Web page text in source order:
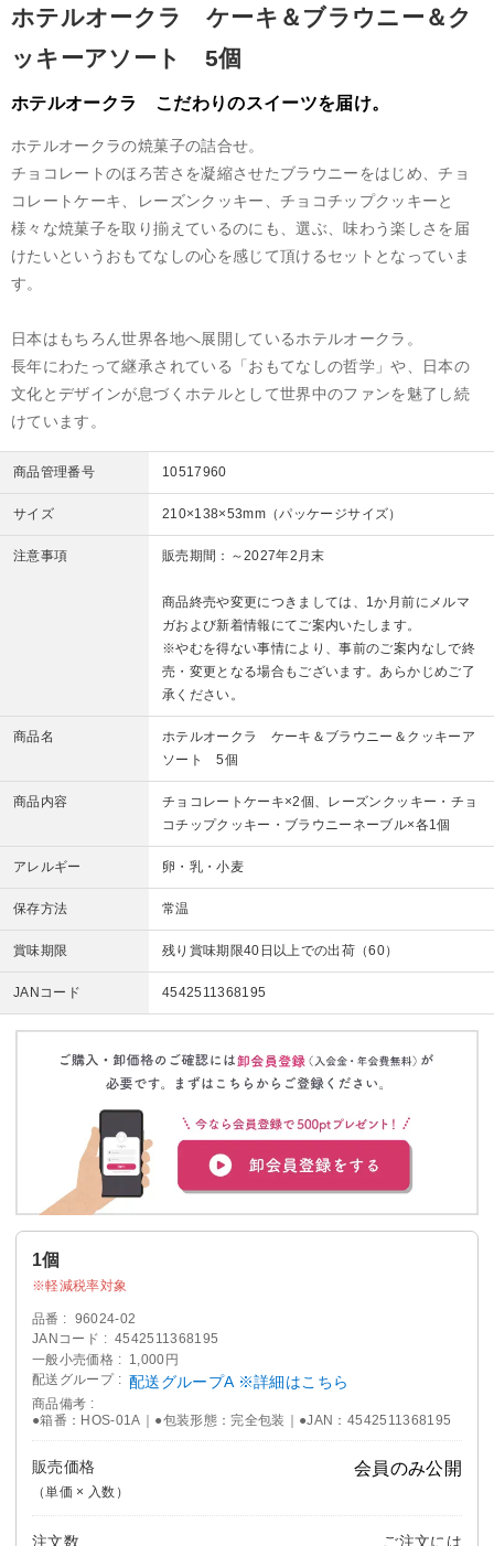
ホテルオークラ ケーキ＆ブラウニー＆ク
ッキーアソート 5個
ホテルオークラ こだわりのスイーツを届け。
ホテルオークラの焼菓子の詰合せ。
チョコレートのほろ苦さを凝縮させたブラウニーをはじめ、チョ
コレートケーキ、レーズンクッキー、チョコチップクッキーと
様々な焼菓子を取り揃えているのにも、選ぶ、味わう楽しさを届
けたいというおもてなしの心を感じて頂けるセットとなっていま
す。
日本はもちろん世界各地へ展開しているホテルオークラ。
長年にわたって継承されている「おもてなしの哲学」や、日本の
文化とデザインが息づくホテルとして世界中のファンを魅了し続
けています。
商品管理番号 10517960
サイズ 210×138×53mm（パッケージサイズ）
注意事項 販売期間：～2027年2月末
商品終売や変更につきましては、1か月前にメルマ
ガおよび新着情報にてご案内いたします。
※やむを得ない事情により、事前のご案内なしで終
売・変更となる場合もございます。あらかじめご了
承ください。
商品名
ホテルオークラ ケーキ＆ブラウニー＆クッキーア
ソート 5個
商品内容
チョコレートケーキ×2個、レーズンクッキー・チョ
コチップクッキー・ブラウニーネーブル×各1個
アレルギー 卵・乳・小麦
保存方法 常温
賞味期限 残り賞味期限40日以上での出荷（60）
JANコード 4542511368195
1個
軽減税率対象
品番
96024-02
JANコード
4542511368195
一般小売価格
1,000円
配送グループ
配送グループA ※詳細はこちら
商品備考
●箱番：HOS-01A｜●包装形態：完全包装｜●JAN：4542511368195
販売価格
（単価 × 入数）
会員のみ公開
注文数 ご注文には